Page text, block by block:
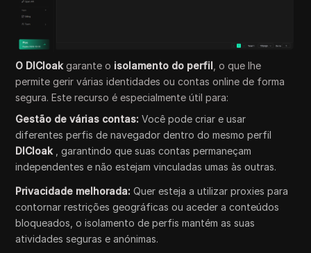
O DICloakgarante o isolamento do perfil , o que lhe
permite gerir várias identidades ou contas online de forma
segura. Este recurso é especialmente útil para:
Gestão de várias contas: Você pode criar e usar
diferentes perfis de navegador dentro do mesmo perfil
DICloak , garantindo que suas contas permaneçam
independentes e não estejam vinculadas umas às outras.
Privacidade melhorada: Quer esteja a utilizar proxies para
contornar restrições geográficas ou aceder a conteúdos
bloqueados, o isolamento de perfis mantém as suas
atividades seguras e anónimas.